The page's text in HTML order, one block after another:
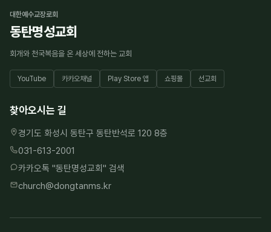
대한예수교장로회
동탄명성교회
회개와 천국복음을 온 세상에 전하는 교회
YouTube 카카오채널 Play Store 앱 쇼핑몰 선교회
찾아오시는 길
경기도 화성시 동탄구 동탄반석로 120 8층
031-613-2001
카카오톡 "동탄명성교회" 검색
church@dongtanms.kr